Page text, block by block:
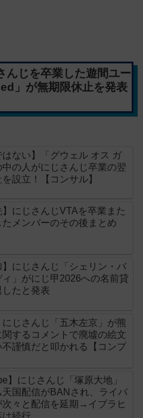
んじを卒業した遊間ユー
」が無期限休止を発表
はない】「グウェル オス ガ
中の人がにじさんじ卒業の翌
を設立！【コンサル】
】にじさんじVTAを卒業また
たメンバーのその後まとめ
】にじさんじ「シェリン・バ
ィ」がにじ甲2026への名前貸
したと発表
にじさんじ「五木左京」が熊
関するコメントで廃墟の絵文
不謹慎だと叩かれる【コンプ
】にじさんじ「塚原大地」
天国配信がBANされ、ライバ
次々と配信を延期→イブラヒ
は続行